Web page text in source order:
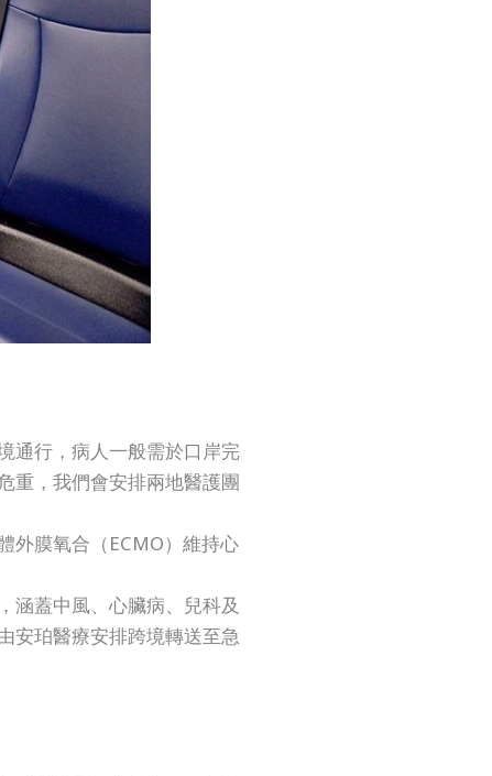
通行，病人一般需於口岸完
重，我們會安排兩地醫護團
外膜氧合（ECMO）維持心
涵蓋中風、心臟病、兒科及
安珀醫療安排跨境轉送至急